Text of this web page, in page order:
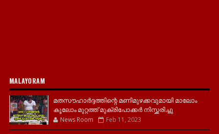
MALAYORAM
മതസൗഹാർദ്ദത്തിന്റെ മണിമുഴക്കവുമായി മാലോം
കൂലോം മുറ്റത്ത് മുക്രിപോക്കർ നിസ്ക്കരിച്ചു
News Room Feb 11, 2023